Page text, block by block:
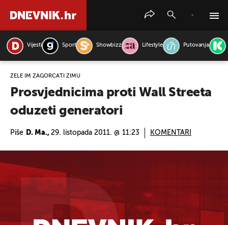
Vijesti Sport Showbizz Lifestyle Putovanja
ŽELE IM ZAGORČATI ZIMU
Prosvjednicima proti Wall Streeta
oduzeti generatori
Piše D. Ma., 29. listopada 2011. @ 11:23 KOMENTARI
PRETRAŽITE VIJESTI